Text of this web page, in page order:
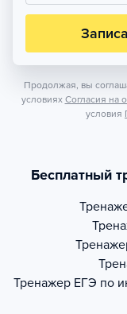
Продолжая, вы
условиях Согласия на
условия
Бесплатный
Тренажер ЕГЭ по